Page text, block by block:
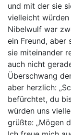
und mit der sie
vielleicht würden
Nibelwulf war
ein Freund, aber
sie miteinander
auch nicht
Überschwang
aber herzlich:
befürchtet, du
würden uns
grüßte: „Mögen